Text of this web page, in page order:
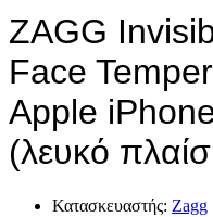
ZAGG
Face
Apple
(λευκό
Κατασκευαστής: Zagg